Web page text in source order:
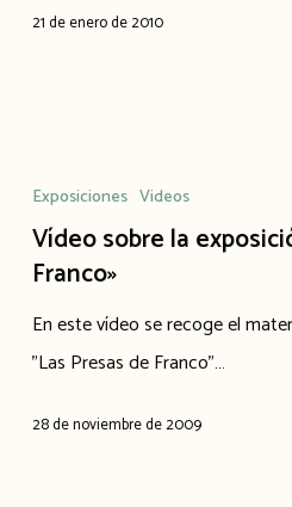
Central
21 de enero de 2010
sobre
la
exposición
Franco»
Exposiciones Videos
Vídeo sobre la
Franco»
En este vídeo se recoge el
"Las Presas de Franco"…
28 de noviembre de 2009